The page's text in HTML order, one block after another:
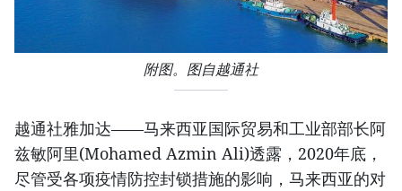
附图。图自越通社
越通社雅加达——马来西亚国际贸易和工业部部长阿
兹敏阿里(Mohamed Azmin Ali)透露，2020年底，
尽管受各项疫情防控封锁措施的影响，马来西亚的对